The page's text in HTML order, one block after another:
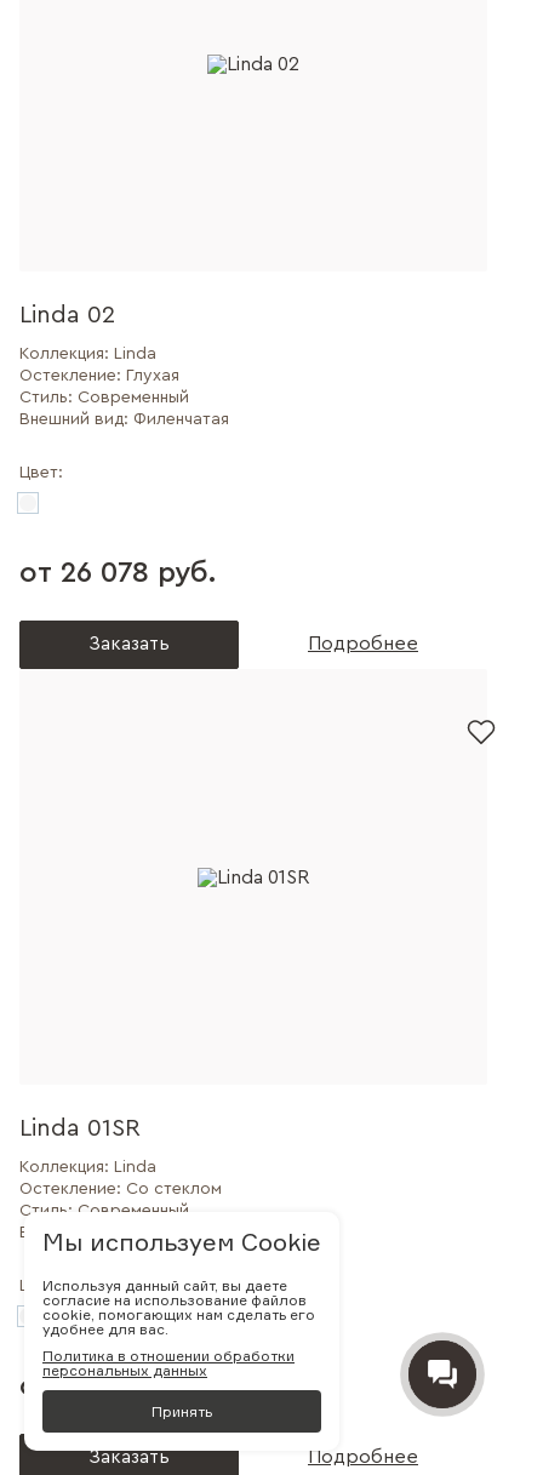
Linda 02
Коллекция: Linda
Остекление: Глухая
Стиль: Современный
Внешний вид: Филенчатая
Цвет:
от 26 078 руб.
Заказать Подробнее
Linda 01SR
Коллекция: Linda
Остекление: Со стеклом
Стиль: Современный
Внешний вид:
Цвет:
от 30 000 руб.
Заказать Подробнее
Мы используем Cookie
Используя данный сайт, вы даете
согласие на использование файлов
cookie, помогающих нам сделать его
удобнее для вас.
Политика в отношении обработки
персональных данных
Принять